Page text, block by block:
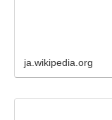
ja.wikipedia.org